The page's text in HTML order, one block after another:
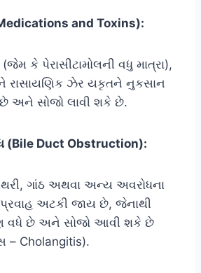
and Toxins):
કે પેરાસીટામોલની વધુ માત્રા),
ઝેર યકૃતને નુકસાન
છે અને સોજો લાવી શકે છે.
(Bile Duct Obstruction):
ગાંઠ અથવા અન્ય અવરોધના
પ્રવાહ અટકી જાય છે, જેનાથી
વધે છે અને સોજો આવી શકે છે
– Cholangitis).